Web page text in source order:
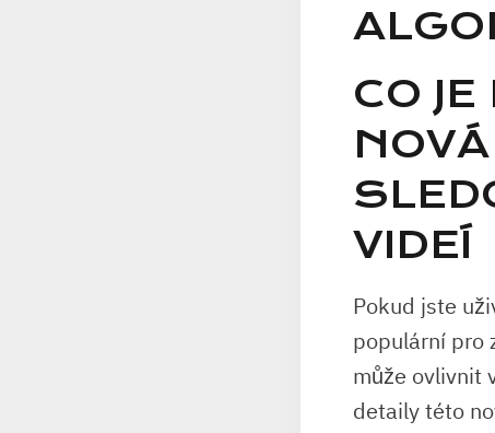
CO
VIDEÍ
Pokud jste
populární pro
může ovlivnit
detaily této